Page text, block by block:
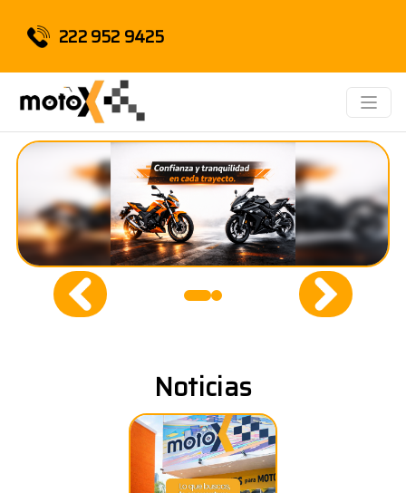
222 952 9425
Noticias